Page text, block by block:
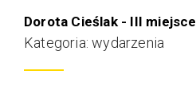
Dorota Cieślak - III miejsce
Kategoria: wydarzenia